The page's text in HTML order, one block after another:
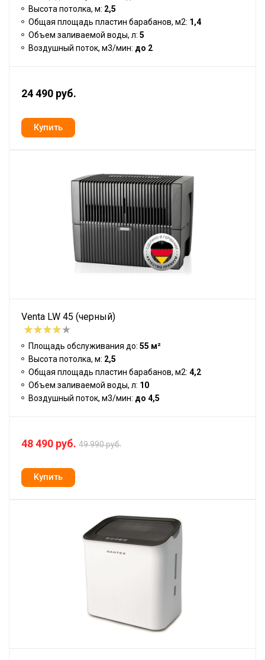
Высота потолка, м: 2,5
Общая площадь пластин барабанов, м2: 1,4
Объем заливаемой воды, л: 5
Воздушный поток, м3/мин: до 2
24 490 руб.
Venta LW 45 (черный)
Площадь обслуживания до: 55 м²
Высота потолка, м: 2,5
Общая площадь пластин барабанов, м2: 4,2
Объем заливаемой воды, л: 10
Воздушный поток, м3/мин: до 4,5
48 490 руб. 49 990 руб.